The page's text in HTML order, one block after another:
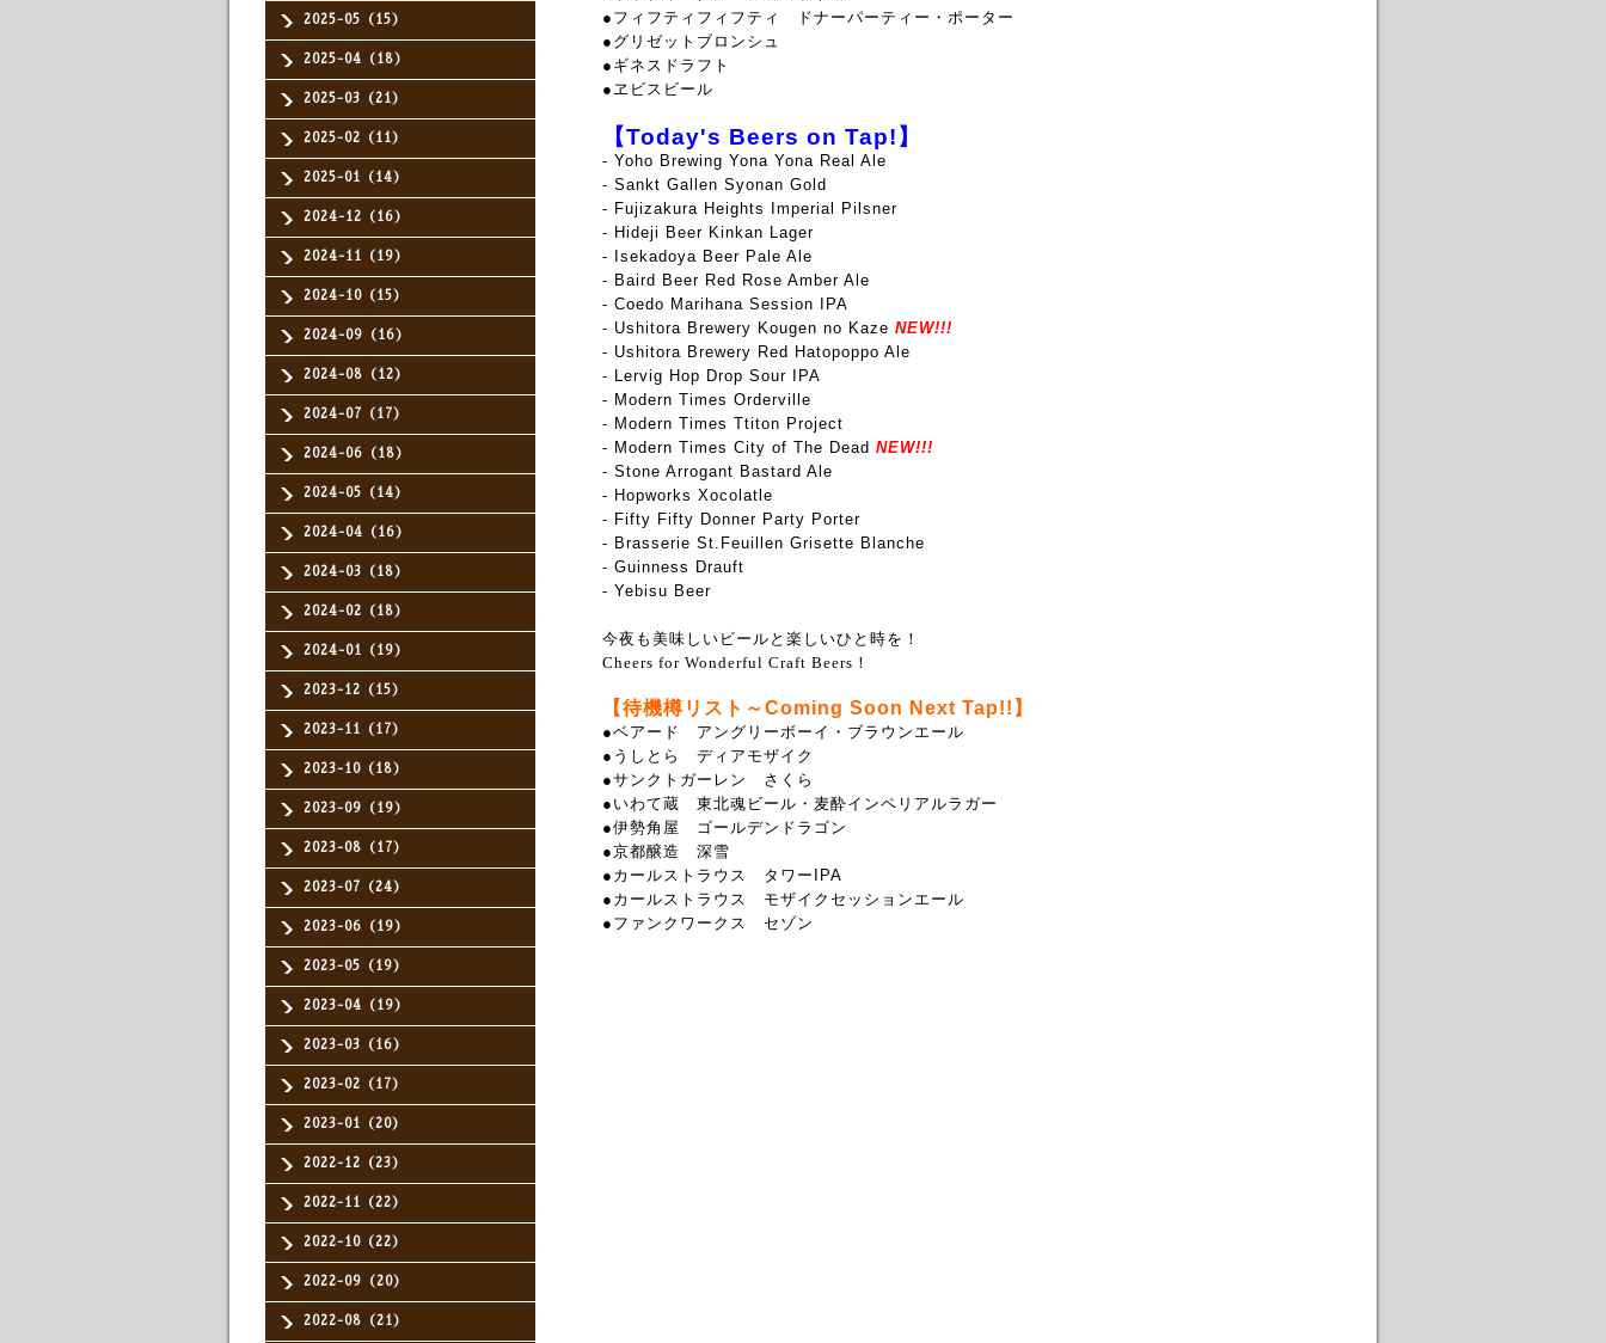
2025-05（15）
2025-04（18）
2025-03（21）
2025-02（11）
2025-01（14）
2024-12（16）
2024-11（19）
2024-10（15）
2024-09（16）
2024-08（12）
2024-07（17）
2024-06（18）
2024-05（14）
2024-04（16）
2024-03（18）
2024-02（18）
2024-01（19）
2023-12（15）
2023-11（17）
2023-10（18）
2023-09（19）
2023-08（17）
2023-07（24）
2023-06（19）
2023-05（19）
2023-04（19）
2023-03（16）
2023-02（17）
2023-01（20）
2022-12（23）
2022-11（22）
2022-10（22）
2022-09（20）
2022-08（21）
●フィフティフィフティ ドナーパーティー・ポーター
●グリゼットブロンシュ
●ギネスドラフト
●ヱビスビール
【Today's Beers on Tap!】
- Yoho Brewing Yona Yona Real Ale
- Sankt Gallen Syonan Gold
- Fujizakura Heights Imperial Pilsner
- Hideji Beer Kinkan Lager
- Isekadoya Beer Pale Ale
- Baird Beer Red Rose Amber Ale
- Coedo Marihana Session IPA
- Ushitora Brewery Kougen no Kaze NEW!!!
- Ushitora Brewery Red Hatopoppo Ale
- Lervig Hop Drop Sour IPA
- Modern Times Orderville
- Modern Times Ttiton Project
- Modern Times City of The Dead NEW!!!
- Stone Arrogant Bastard Ale
- Hopworks Xocolatle
- Fifty Fifty Donner Party Porter
- Brasserie St.Feuillen Grisette Blanche
- Guinness Drauft
- Yebisu Beer
今夜も美味しいビールと楽しいひと時を！
Cheers for Wonderful Craft Beers！
【待機樽リスト～Coming Soon Next Tap!!】
●ベアード アングリーボーイ・ブラウンエール
●うしとら ディアモザイク
●サンクトガーレン さくら
●いわて蔵 東北魂ビール・麦酔インペリアルラガー
●伊勢角屋 ゴールデンドラゴン
●京都醸造 深雪
●カールストラウス タワーIPA
●カールストラウス モザイクセッションエール
●ファンクワークス セゾン